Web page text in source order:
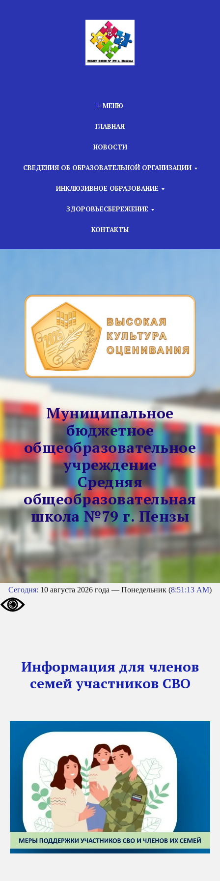
≡ МЕНЮ
ГЛАВНАЯ
НОВОСТИ
СВЕДЕНИЯ ОБ ОБРАЗОВАТЕЛЬНОЙ ОРГАНИЗАЦИИ
ИНКЛЮЗИВНОЕ ОБРАЗОВАНИЕ
ЗДОРОВЬЕСБЕРЕЖЕНИЕ
КОНТАКТЫ
Муниципальное
бюджетное
общеобразовательное
учреждение
Средняя
общеобразовательная
школа №79 г. Пензы
Сегодня: 10 августа 2026 года — Понедельник (8:51:13 AM)
Информация для членов
семей участников СВО